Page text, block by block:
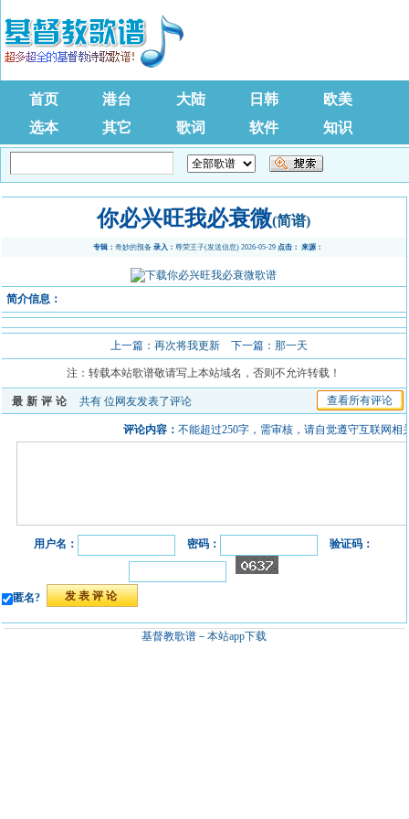
首页 港台 大陆 日韩
欧美
选本
其它 歌词 软件 知识
你必兴旺我必衰微(简谱)
专辑： 奇妙的预备 录入： 尊荣王子(发送信息) 2026-05-29点击： 来源：
简介信息：
上一篇： 再次将我更新下一篇： 那一天
注：转载本站歌谱敬请写上本站域名，否则不允许转载！
最新评论 共有位网友发表了评论 查看所有评论
评论内容：不能超过250字，需审核，请自觉遵守互联网相
用户名： 密码： 验证码：
匿名?
基督教歌谱－本站app下载